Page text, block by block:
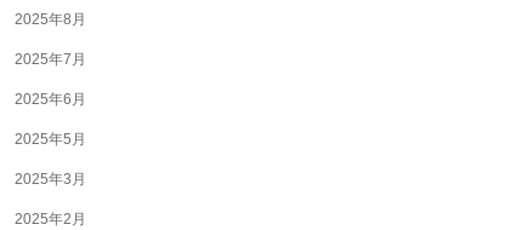
2025年8月
2025年7月
2025年6月
2025年5月
2025年3月
2025年2月